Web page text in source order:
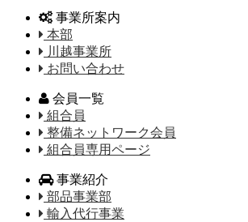
事業所案内
本部
川越事業所
お問い合わせ
会員一覧
組合員
整備ネットワーク会員
組合員専用ページ
事業紹介
部品事業部
輸入代行事業